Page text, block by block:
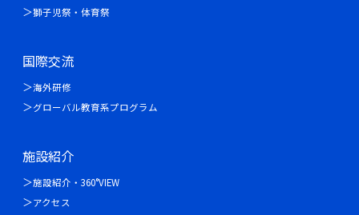
獅子児祭・体育祭
国際交流
海外研修
グローバル教育系プログラム
施設紹介
施設紹介・360°VIEW
アクセス